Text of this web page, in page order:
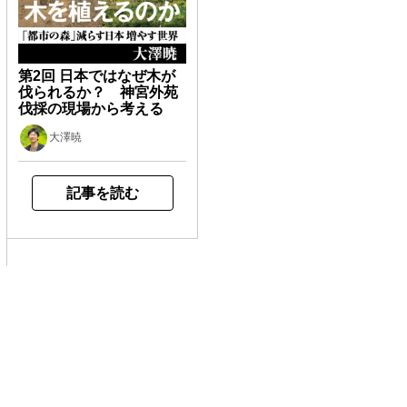
第2回 日本ではなぜ木が
伐られるか？ 神宮外苑
伐採の現場から考える
大澤暁
記事を読む